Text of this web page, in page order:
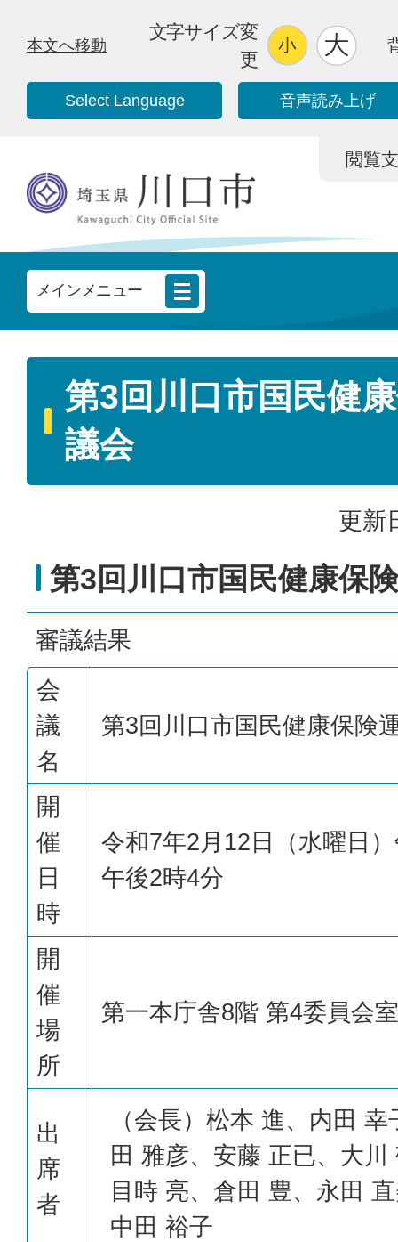
本文へ移動
文字サイズ変
更
Select Language 音声読み上げ
閲覧
メインメニュー
第3回川口市国民健
議会
更新
第3回川口市国民健康保
審議結果
会
議
名
第3回川口市国民健康保険
開
催
日
時
令和7年2月12日（水曜日
午後2時4分
開
催
場
所
第一本庁舎8階 第4委員会室
出
席
者
（会長）松本 進、内田
田 雅彦、安藤 正已、大
目時 亮、倉田 豊、永田
中田 裕子